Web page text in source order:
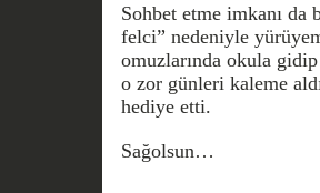
Sohbet etme imkanı
felci” nedeniyle
omuzlarında okula
o zor günleri kaleme
hediye etti.
Sağolsun…